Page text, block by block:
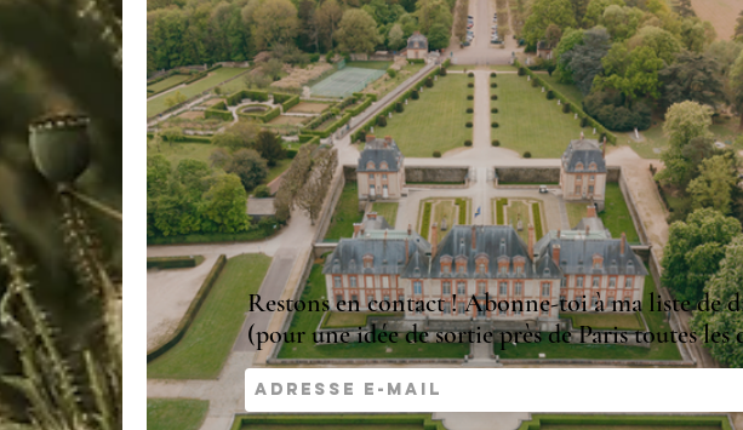
Restons en contact ! Abonne-toi à ma liste de
(pour une idée de sortie près de Paris toutes les